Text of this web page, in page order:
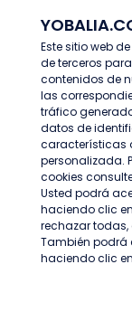
Este sitio web
de terceros
contenidos de
las
tráfico
datos de
características
personalizada.
cookies
Usted podrá
haciendo clic
rechazar todas,
También podrá
haciendo clic
Últimas
Oferta no